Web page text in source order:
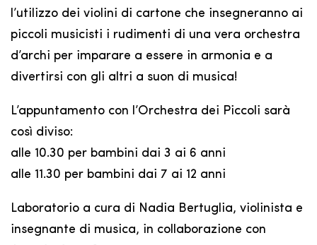
l’utilizzo dei violini di cartone che insegneranno ai
piccoli musicisti i rudimenti di una vera orchestra
d’archi per imparare a essere in armonia e a
divertirsi con gli altri a suon di musica!
L’appuntamento con l’Orchestra dei Piccoli sarà
così diviso:
alle 10.30 per bambini dai 3 ai 6 anni
alle 11.30 per bambini dai 7 ai 12 anni
Laboratorio a cura di Nadia Bertuglia, violinista e
insegnante di musica, in collaborazione con